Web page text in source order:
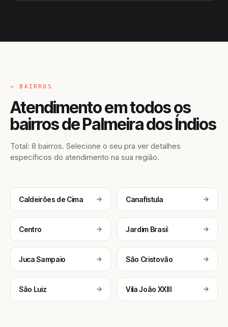
→ BAIRROS
Atendimento em todos os
bairros de Palmeira dos Índios
Total: 8 bairros. Selecione o seu pra ver detalhes
específicos do atendimento na sua região.
Caldeirões de Cima Canafístula
Centro Jardim Brasil
Juca Sampaio São Cristovão
São Luiz Vila João XXIII